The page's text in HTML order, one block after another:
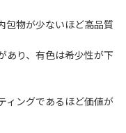
包物が少ないほど高品質
あり、有色は希少性が下
ィングであるほど価値が